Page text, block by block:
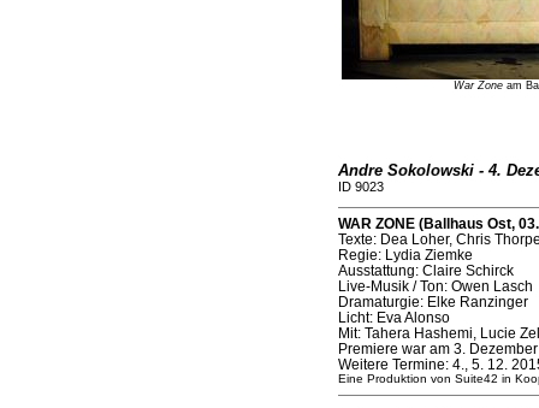
War Zoneam
Andre Sokolowski - 4.
ID 9023
WAR ZONE (Ballhaus Ost,
Texte: Dea Loher, Chris
Regie: Lydia Ziemke
Ausstattung: Claire Schirck
Live-Musik / Ton: Owen Lasch
Dramaturgie: Elke Ranzinger
Licht: Eva Alonso
Mit: Tahera Hashemi, Lucie
Premiere war am 3.
Weitere Termine: 4., 5. 12.
Eine Produktion von Suite42 in